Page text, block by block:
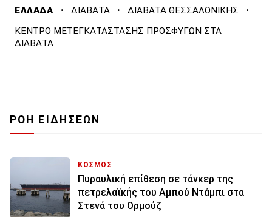
ΕΛΛΑΔΑ · ΔΙΑΒΑΤΑ · ΔΙΑΒΑΤΑ ΘΕΣΣΑΛΟΝΙΚΗΣ ·
ΚΕΝΤΡΟ ΜΕΤΕΓΚΑΤΑΣΤΑΣΗΣ ΠΡΟΣΦΥΓΩΝ ΣΤΑ
ΔΙΑΒΑΤΑ
ΡΟΗ ΕΙΔΗΣΕΩΝ
ΚΟΣΜΟΣ
Πυραυλική επίθεση σε τάνκερ της
πετρελαϊκής του Αμπού Ντάμπι στα
Στενά του Ορμούζ